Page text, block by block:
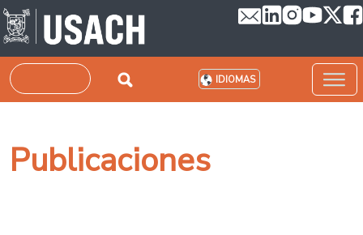
Pasar al contenido principal
Buscar IDIOMAS
Publicaciones